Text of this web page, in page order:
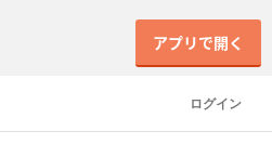
ログイン
アプリで開く